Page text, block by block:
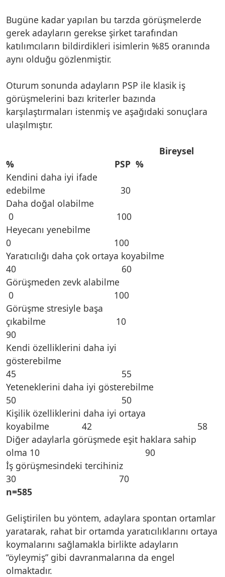
Bugüne kadar yapılan bu tarzda görüşmelerde
gerek adayların gerekse şirket tarafından
katılımcıların bildirdikleri isimlerin %85 oranında
aynı olduğu gözlenmiştir.
Oturum sonunda adayların PSP ile klasik iş
görüşmelerini bazı kriterler bazında
karşılaştırmaları istenmiş ve aşağıdaki sonuçlara
ulaşılmıştır.
Bireysel
% PSP %
Kendini daha iyi ifade
edebilme 30
Daha doğal olabilme
0 100
Heyecanı yenebilme
0 100
Yaratıcılığı daha çok ortaya koyabilme
40 60
Görüşmeden zevk alabilme
0 100
Görüşme stresiyle başa
çıkabilme
90
Kendi özelliklerini daha iyi
gösterebilme
45 55
Yeteneklerini daha iyi gösterebilme
50 50
Kişilik özelliklerini daha iyi ortaya
koyabilme 42 58
Diğer adaylarla görüşmede eşit haklara sahip
olma 10 90
İş görüşmesindeki tercihiniz
30 70
n=585
Geliştirilen bu yöntem, adaylara spontan ortamlar
yaratarak, rahat bir ortamda yaratıcılıklarını ortaya
koymalarını sağlamakla birlikte adayların
“öyleymiş” gibi davranmalarına da engel
olmaktadır.